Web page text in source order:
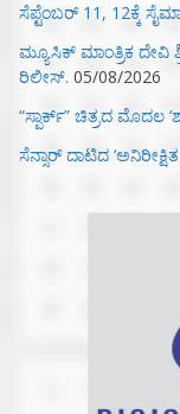
ಸೆಪ್ಟೆಂಬರ್ 11, 12ಕ್ಕೆ
ಮ್ಯೂಸಿಕ್‌ ಮಾಂತ್ರಿಕ ದೇವಿ
ರಿಲೀಸ್. 05/08/2026
“ಸ್ಪಾರ್ಕ್” ಚಿತ್ರದ ಮೊದಲ‌
ಸೆನ್ಸಾರ್ ದಾಟಿದ